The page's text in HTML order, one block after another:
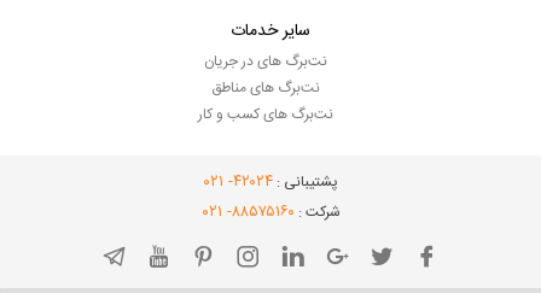
سایر خدمات
نت‌برگ های در جریان
نت‌برگ های مناطق
نت‌برگ های کسب و کار
پشتیبانی : ۴۲۰۲۴- ۰۲۱
شرکت : ۸۸۵۷۵۱۶۰- ۰۲۱